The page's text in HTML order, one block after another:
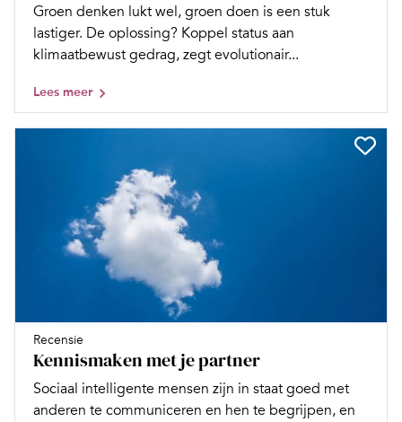
Groen denken lukt wel, groen doen is een stuk
lastiger. De oplossing? Koppel status aan
klimaatbewust gedrag, zegt evolutionair...
Lees meer
Recensie
Kennismaken met je partner
Sociaal intelligente mensen zijn in staat goed met
anderen te communiceren en hen te begrijpen, en